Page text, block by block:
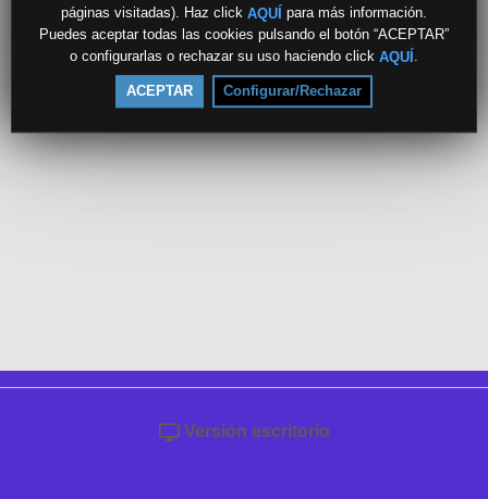
páginas visitadas). Haz click AQUÍ para más información.
Puedes aceptar todas las cookies pulsando el botón “ACEPTAR”
o configurarlas o rechazar su uso haciendo click AQUÍ .
ACEPTAR Configurar/Rechazar
Versión escritorio